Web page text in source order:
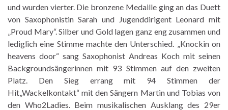
und wurden vierter. Die bronzene Medaille ging an das Duett
von Saxophonistin Sarah und Jugenddirigent Leonard mit
„Proud Mary“. Silber und Gold lagen ganz eng zusammen und
lediglich eine Stimme machte den Unterschied. „Knockin on
heavens door“ sang Saxophonist Andreas Koch mit seinen
Backgroundsängerinnen mit 93 Stimmen auf den zweiten
Platz. Den Sieg errang mit 94 Stimmen der
Hit„Wackelkontakt“ mit den Sängern Martin und Tobias von
den Who2Ladies. Beim musikalischen Ausklang des 29er